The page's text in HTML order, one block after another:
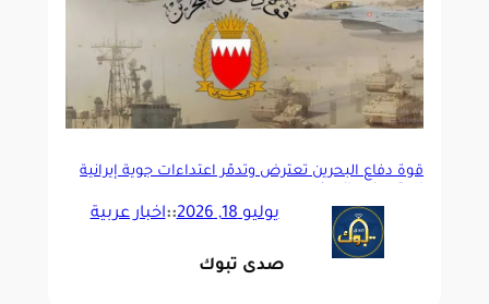
قوة دفاع البحرين تعترض وتدمّر اعتداءات جوية إيرانية
يوليو 18, 2026 ::اخبار عربية
صدى تبوك